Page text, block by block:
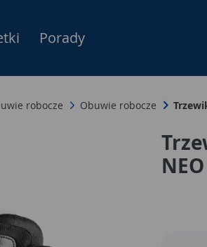
Menu
Porady
robocze Obuwie robocze